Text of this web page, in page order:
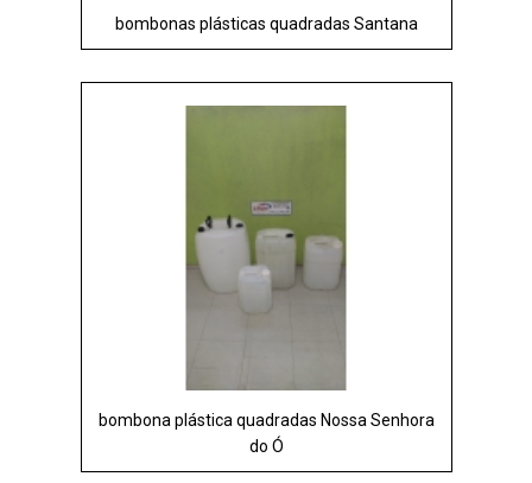
bombonas plásticas quadradas Santana
bombona plástica quadradas Nossa Senhora
do Ó